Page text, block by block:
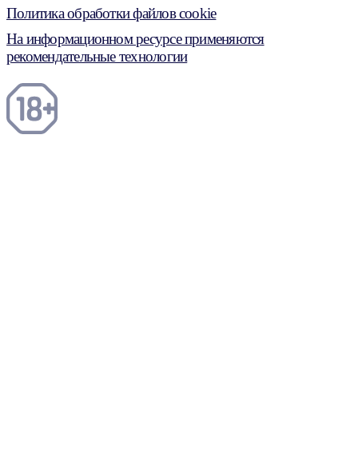
Политика обработки файлов cookie
На информационном ресурсе применяются
рекомендательные технологии